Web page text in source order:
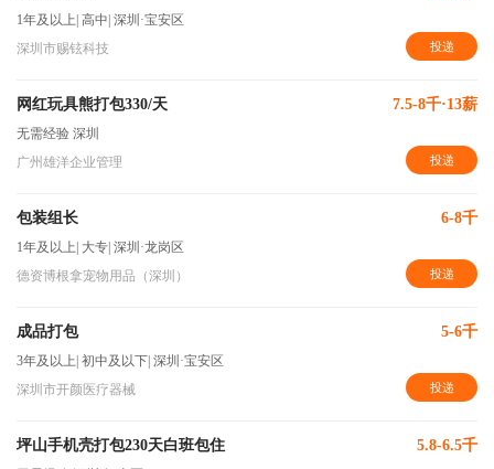
1年及以上 高中 深圳·宝安区
深圳市赐铉科技
投递
网红玩具熊打包330/天 7.5-8千·13薪
无需经验 深圳
广州雄洋企业管理
投递
包装组长 6-8千
1年及以上 大专 深圳·龙岗区
德资博根拿宠物用品（深圳）
投递
成品打包 5-6千
3年及以上 初中及以下 深圳·宝安区
深圳市开颜医疗器械
投递
坪山手机壳打包230天白班包住 5.8-6.5千